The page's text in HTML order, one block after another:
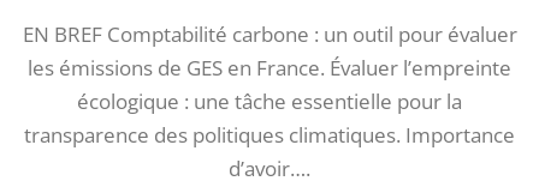
EN BREF Comptabilité carbone : un outil pour évaluer
les émissions de GES en France. Évaluer l’empreinte
écologique : une tâche essentielle pour la
transparence des politiques climatiques. Importance
d’avoir….